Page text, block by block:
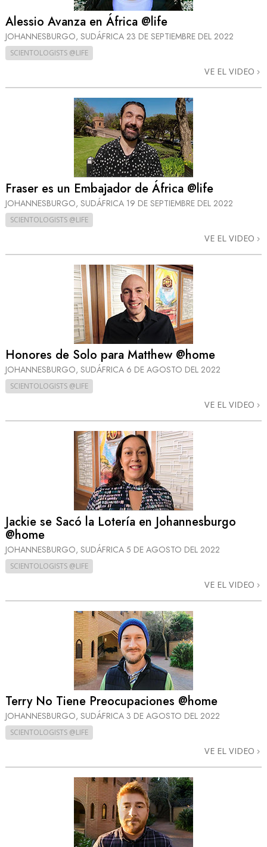
Alessio Avanza en África @life
JOHANNESBURGO, SUDÁFRICA 23 DE SEPTIEMBRE DEL 2022
SCIENTOLOGISTS @LIFE
VE EL VIDEO
Fraser es un Embajador de África @life
JOHANNESBURGO, SUDÁFRICA 19 DE SEPTIEMBRE DEL 2022
SCIENTOLOGISTS @LIFE
VE EL VIDEO
Honores de Solo para Matthew @home
JOHANNESBURGO, SUDÁFRICA 6 DE AGOSTO DEL 2022
SCIENTOLOGISTS @LIFE
VE EL VIDEO
Jackie se Sacó la Lotería en Johannesburgo
@home
JOHANNESBURGO, SUDÁFRICA 5 DE AGOSTO DEL 2022
SCIENTOLOGISTS @LIFE
VE EL VIDEO
Terry No Tiene Preocupaciones @home
JOHANNESBURGO, SUDÁFRICA 3 DE AGOSTO DEL 2022
SCIENTOLOGISTS @LIFE
VE EL VIDEO